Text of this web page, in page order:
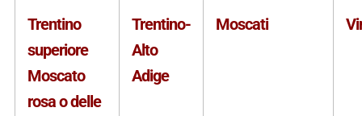
Trentino
superiore
Moscato
rosa o delle
Trentino-
Alto
Adige
Moscati